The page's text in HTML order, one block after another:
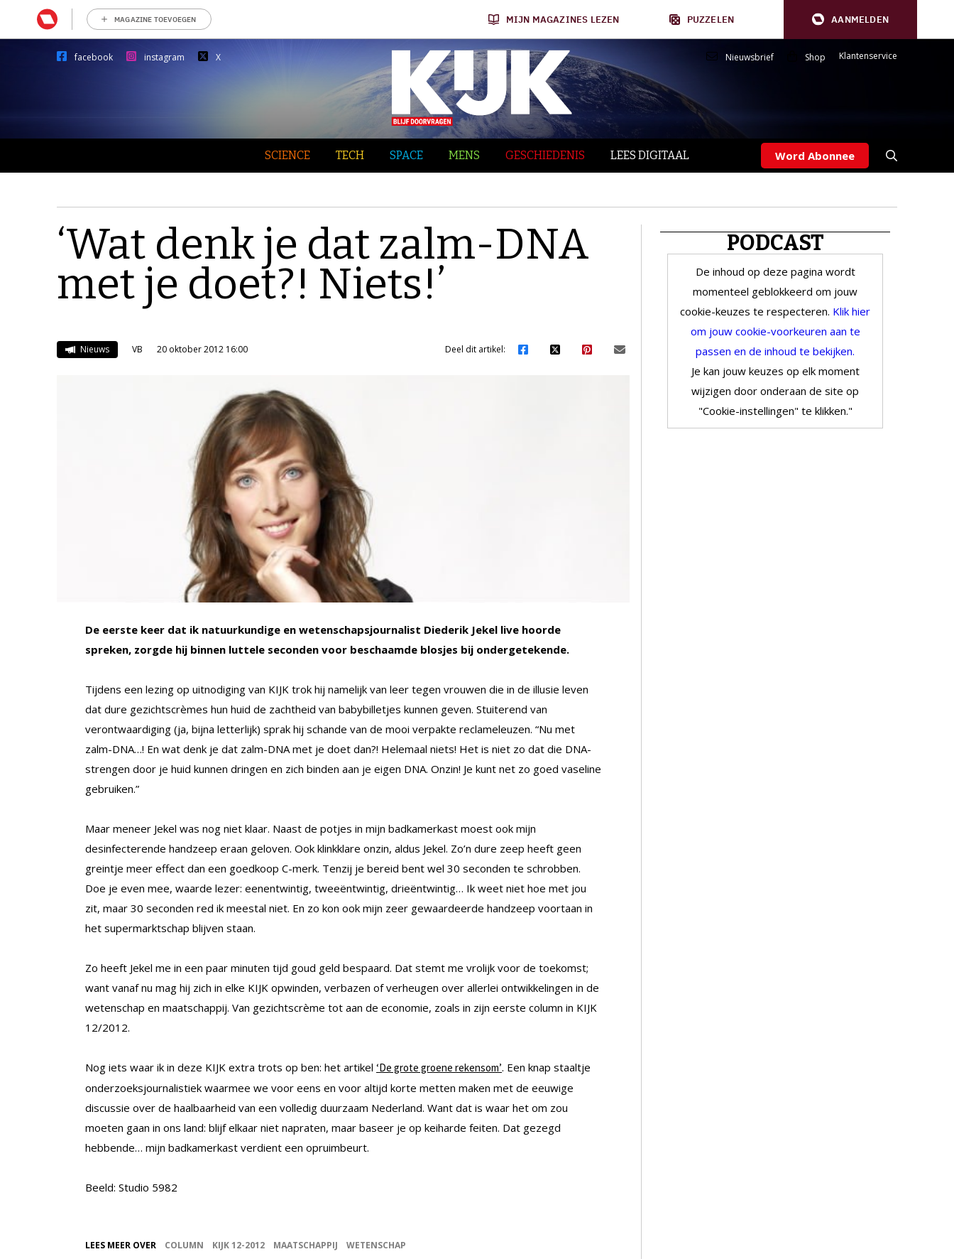
MAGAZINE TOEVOEGEN MIJN MAGAZINES LEZEN PUZZELEN AANMELDEN
facebook instagram X Nieuwsbrief Shop Klantenservice
SCIENCE TECH SPACE MENS GESCHIEDENIS LEES DIGITAAL Word Abonnee
‘Wat denk je dat zalm-DNA
met je doet?! Niets!’
Nieuws VB 20 oktober 2012 16:00 Deel dit artikel:
De eerste keer dat ik natuurkundige en wetenschapsjournalist Diederik Jekel live hoorde
spreken, zorgde hij binnen luttele seconden voor beschaamde blosjes bij ondergetekende.
Tijdens een lezing op uitnodiging van KIJK trok hij namelijk van leer tegen vrouwen die in de illusie leven
dat dure gezichtscrèmes hun huid de zachtheid van babybilletjes kunnen geven. Stuiterend van
verontwaardiging (ja, bijna letterlijk) sprak hij schande van de mooi verpakte reclameleuzen. “Nu met
zalm-DNA…! En wat denk je dat zalm-DNA met je doet dan?! Helemaal niets! Het is niet zo dat die DNA-
strengen door je huid kunnen dringen en zich binden aan je eigen DNA. Onzin! Je kunt net zo goed vaseline
gebruiken.”
Maar meneer Jekel was nog niet klaar. Naast de potjes in mijn badkamerkast moest ook mijn
desinfecterende handzeep eraan geloven. Ook klinkklare onzin, aldus Jekel. Zo’n dure zeep heeft geen
greintje meer effect dan een goedkoop C-merk. Tenzij je bereid bent wel 30 seconden te schrobben.
Doe je even mee, waarde lezer: eenentwintig, tweeëntwintig, drieëntwintig… Ik weet niet hoe met jou
zit, maar 30 seconden red ik meestal niet. En zo kon ook mijn zeer gewaardeerde handzeep voortaan in
het supermarktschap blijven staan.
Zo heeft Jekel me in een paar minuten tijd goud geld bespaard. Dat stemt me vrolijk voor de toekomst;
want vanaf nu mag hij zich in elke KIJK opwinden, verbazen of verheugen over allerlei ontwikkelingen in de
wetenschap en maatschappij. Van gezichtscrème tot aan de economie, zoals in zijn eerste column in KIJK
12/2012.
Nog iets waar ik in deze KIJK extra trots op ben: het artikel ‘De grote groene rekensom’. Een knap staaltje
onderzoeksjournalistiek waarmee we voor eens en voor altijd korte metten maken met de eeuwige
discussie over de haalbaarheid van een volledig duurzaam Nederland. Want dat is waar het om zou
moeten gaan in ons land: blijf elkaar niet napraten, maar baseer je op keiharde feiten. Dat gezegd
hebbende… mijn badkamerkast verdient een opruimbeurt.
Beeld: Studio 5982
LEES MEER OVER COLUMN KIJK 12-2012 MAATSCHAPPIJ WETENSCHAP
PODCAST
De inhoud op deze pagina wordt
momenteel geblokkeerd om jouw
cookie-keuzes te respecteren. Klik hier
om jouw cookie-voorkeuren aan te
passen en de inhoud te bekijken.
Je kan jouw keuzes op elk moment
wijzigen door onderaan de site op
"Cookie-instellingen" te klikken."